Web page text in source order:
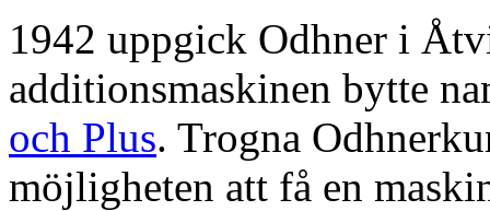
1942 uppgick Odhner i
additionsmaskinen bytte
och Plus. Trogna
möjligheten att få en